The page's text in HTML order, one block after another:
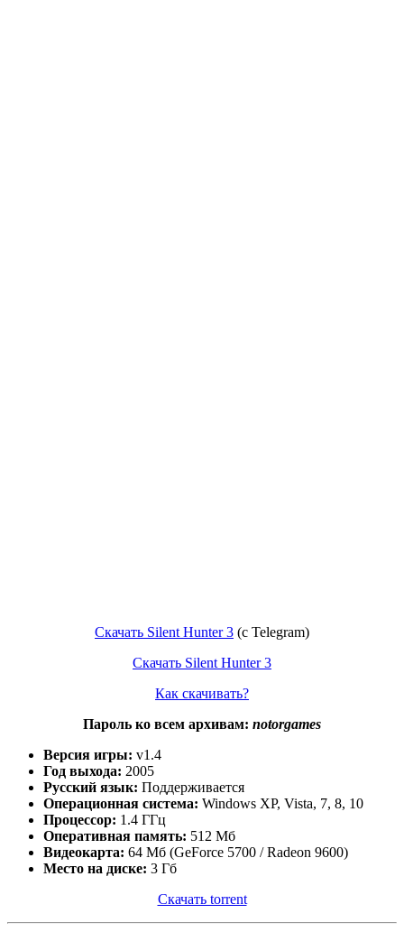
Скачать Silent Hunter 3 (с Telegram)
Скачать Silent Hunter 3
Как скачивать?
Пароль ко всем архивам: notorgames
Версия игры: v1.4
Год выхода: 2005
Русский язык: Поддерживается
Операционная система: Windows XP, Vista, 7, 8, 10
Процессор: 1.4 ГГц
Оперативная память: 512 Мб
Видеокарта: 64 Мб (GeForce 5700 / Radeon 9600)
Место на диске: 3 Гб
Скачать torrent